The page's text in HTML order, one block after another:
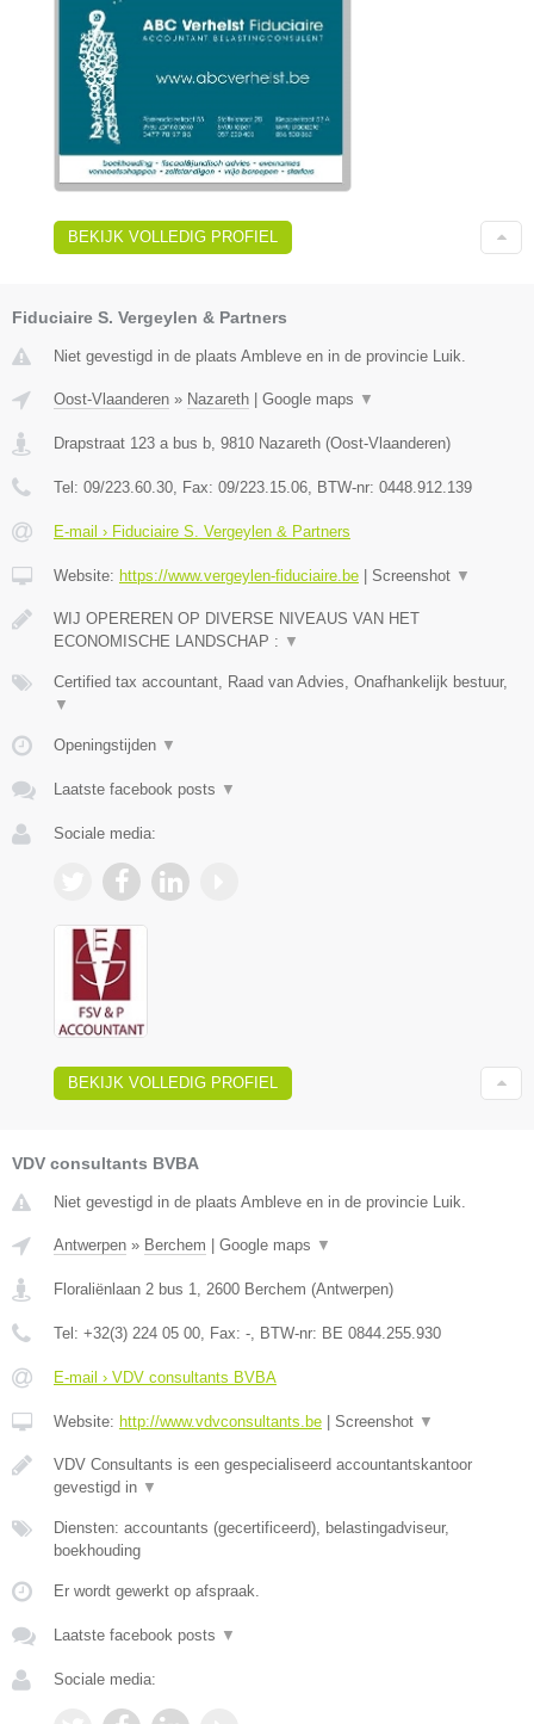
BEKIJK VOLLEDIG PROFIEL
Fiduciaire S. Vergeylen & Partners
Niet gevestigd in de plaats Ambleve en in de provincie Luik.
Oost-Vlaanderen » Nazareth Google maps ▼
Drapstraat 123 a bus b, 9810 Nazareth (Oost-Vlaanderen)
Tel: 09/223.60.30, Fax: 09/223.15.06, BTW-nr: 0448.912.139
E-mail › Fiduciaire S. Vergeylen & Partners
Website: https://www.vergeylen-fiduciaire.be Screenshot ▼
WIJ OPEREREN OP DIVERSE NIVEAUS VAN HET
ECONOMISCHE LANDSCHAP : ▼
Certified tax accountant, Raad van Advies, Onafhankelijk bestuur,
▼
Openingstijden ▼
Laatste facebook posts ▼
Sociale media:
BEKIJK VOLLEDIG PROFIEL
VDV consultants BVBA
Niet gevestigd in de plaats Ambleve en in de provincie Luik.
Antwerpen » Berchem Google maps ▼
Floraliënlaan 2 bus 1 2600 Berchem (Antwerpen)
Tel: +32(3) 224 05 00 , Fax: - , BTW-nr: BE 0844.255.930
E-mail › VDV consultants BVBA
Website: http://www.vdvconsultants.be Screenshot ▼
VDV Consultants is een gespecialiseerd accountantskantoor
gevestigd in ▼
Diensten: accountants (gecertificeerd), belastingadviseur,
boekhouding
Er wordt gewerkt op afspraak.
Laatste facebook posts ▼
Sociale media: